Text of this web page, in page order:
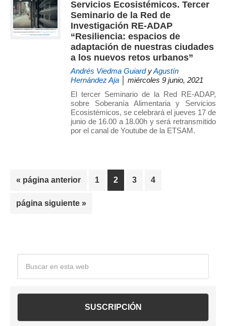
Servicios Ecosistémicos. Tercer
Seminario de la Red de
Investigación RE-ADAP
“Resiliencia: espacios de
adaptación de nuestras ciudades
a los nuevos retos urbanos”
Andrés Viedma GuiardyAgustín
Hernández Aja │ miércoles 9 junio, 2021
El tercer Seminario de la Red RE-ADAP,
sobre Soberanía Alimentaria y Servicios
Ecosistémicos, se celebrará el jueves 17 de
junio de 16.00 a 18.00h y será retransmitido
por el canal de Youtube de la ETSAM.
« Ir
la
página anterior Página
1 Página
2 Página
3 Página
4
Ir
página siguiente »
Barra
lateral
principal